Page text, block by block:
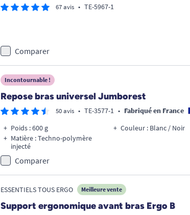
67 avis • TE-5967-1
Comparer
Incontournable !
Repose bras universel Jumborest
50 avis • TE-3577-1 • Fabriqué en France
Poids : 600 g
Matière : Techno-polymère
injecté
Couleur : Blanc / Noir
Comparer
ESSENTIELS TOUS ERGO Meilleure vente
Support ergonomique avant bras Ergo B